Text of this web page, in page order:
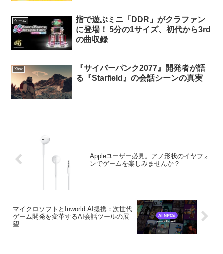
ゲーム
指で遊ぶミニ「DDR」がクラファン
に登場！ 5分の1サイズ、初代から3rd
の曲収録
Xbox
『サイバーパンク2077』開発者が語
る『Starfield』の会話シーンの真実
Appleユーザー必見。アノ形状のイヤフォ
ンでゲームを楽しみませんか？
マイクロソフトとInworld AI提携：次世代
ゲーム開発を変革するAI会話ツールの展
望